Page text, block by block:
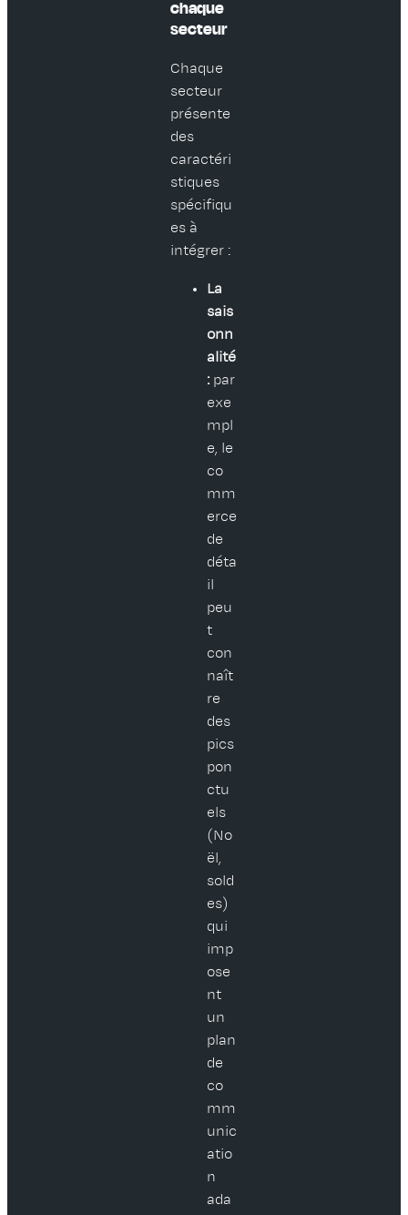
chaque
secteur
Chaque
secteur
présente
des
caractéri
stiques
spécifiqu
es à
intégrer :
La
sais
onn
alité
: par
exe
mpl
e, le
co
mm
erce
de
déta
il
peu
t
con
naît
re
des
pics
pon
ctu
els
(No
ël,
sold
es)
qui
imp
ose
nt
un
plan
de
co
mm
unic
atio
n
ada